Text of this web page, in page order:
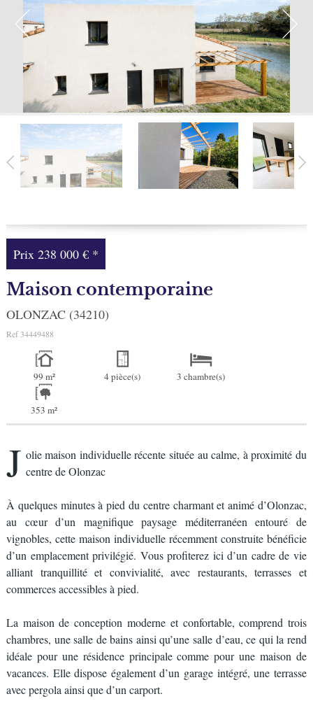
Ma sélection
Prix238 000 € *
Maison contemporaine
OLONZAC (34210)
Ref 34449488
99 m² 4 pièce(s) 3 chambre(s)
353 m²
J olie maison individuelle récente située au calme, à proximité du
centre de Olonzac
À quelques minutes à pied du centre charmant et animé d’Olonzac,
au cœur d’un magnifique paysage méditerranéen entouré de
vignobles, cette maison individuelle récemment construite bénéficie
d’un emplacement privilégié. Vous profiterez ici d’un cadre de vie
alliant tranquillité et convivialité, avec restaurants, terrasses et
commerces accessibles à pied.
La maison de conception moderne et confortable, comprend trois
chambres, une salle de bains ainsi qu’une salle d’eau, ce qui la rend
idéale pour une résidence principale comme pour une maison de
vacances. Elle dispose également d’un garage intégré, une terrasse
avec pergola ainsi que d’un carport.